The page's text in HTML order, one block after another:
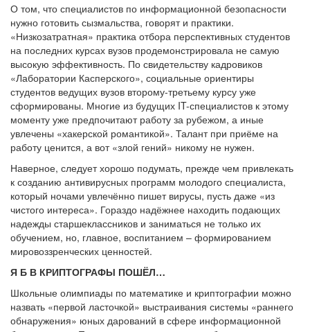
О том, что специалистов по информационной безопасности
нужно готовить сызмальства, говорят и практики.
«Низкозатратная» практика отбора перспективных студентов
на последних курсах вузов продемонстрировала не самую
высокую эффективность. По свидетельству кадровиков
«Лаборатории Касперского», социальные ориентиры
студентов ведущих вузов второму-третьему курсу уже
сформированы. Многие из будущих IT-специалистов к этому
моменту уже предпочитают работу за рубежом, а иные
увлечены «хакерской романтикой». Талант при приёме на
работу ценится, а вот «злой гений» никому не нужен.
Наверное, следует хорошо подумать, прежде чем привлекать
к созданию антивирусных программ молодого специалиста,
который ночами увлечённо пишет вирусы, пусть даже «из
чистого интереса». Гораздо надёжнее находить подающих
надежды старшеклассников и заниматься не только их
обучением, но, главное, воспитанием – формированием
мировоззренческих ценностей.
Я Б В КРИПТОГРАФЫ ПОШЁЛ…
Школьные олимпиады по математике и криптографии можно
назвать «первой ласточкой» выстраивания системы «раннего
обнаружения» юных дарований в сфере информационной